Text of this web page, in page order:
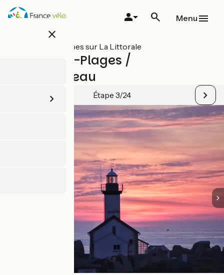
Aller
au
close
Menu
Toutes les étapes sur La Littorale
Brignogan-Plages /
Plouguerneau
Étape 3/24